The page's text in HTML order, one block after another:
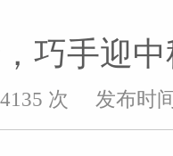
巧手迎
次 发布时